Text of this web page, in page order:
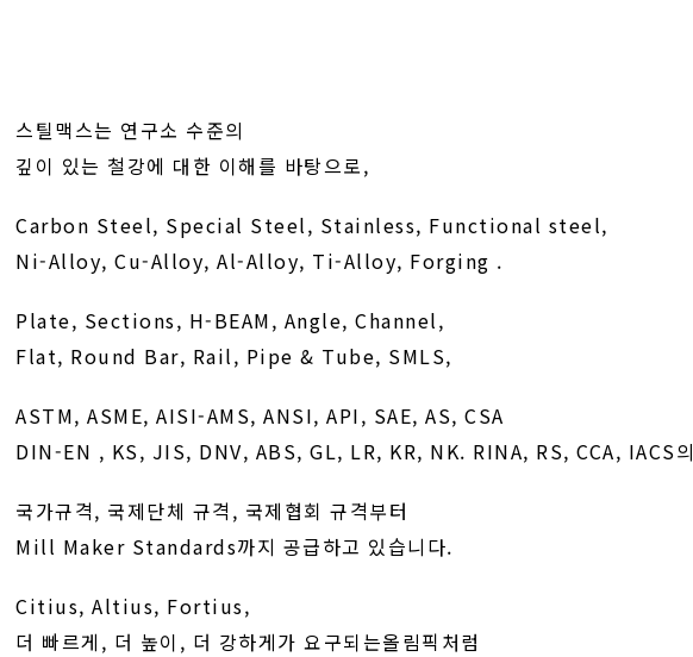
스틸맥스는 연구소 수준의
깊이 있는 철강에 대한 이해를 바탕으로,
Carbon Steel, Special Steel, Stainless, Functional steel,
Ni-Alloy, Cu-Alloy, Al-Alloy, Ti-Alloy, Forging .
Plate, Sections, H-BEAM, Angle, Channel,
Flat, Round Bar, Rail, Pipe & Tube, SMLS,
ASTM, ASME, AISI-AMS, ANSI, API, SAE, AS, CSA
DIN-EN , KS, JIS, DNV, ABS, GL, LR, KR, NK. RINA, RS, CCA, IACS의
국가규격, 국제단체 규격, 국제협회 규격부터
Mill Maker Standards까지 공급하고 있습니다.
Citius, Altius, Fortius,
더 빠르게, 더 높이, 더 강하게가 요구되는올림픽처럼